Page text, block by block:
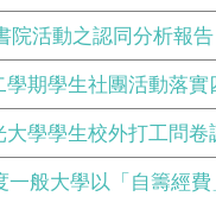
院活動之認同分析報告
期學生社團活動落
學學生校外打工問卷
般大學以「自籌經